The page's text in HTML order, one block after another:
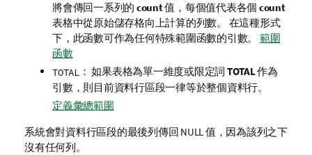
將會傳回一系列的 count值，每個值代表各個 count
表格中從原始儲存格向上計算的列數。 在這種形式
下，此函數可作為任何特殊範圍函數的引數。 範圍
函數
TOTAL ： 如果表格為單一維度或限定詞 TOTAL作為
引數，則目前資料行區段一律等於整個資料行。
定義彙總範圍
系統會對資料行區段的最後列傳回 NULL值，因為該列之下
沒有任何列。